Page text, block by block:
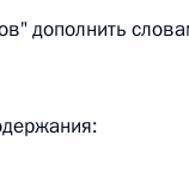
дополнить